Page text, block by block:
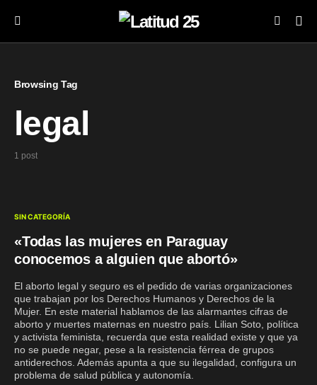
Browsing Tag
legal
1 post
SIN CATEGORÍA
«Todas las mujeres en Paraguay
conocemos a alguien que abortó»
El aborto legal y seguro es el pedido de varias organizaciones
que trabajan por los Derechos Humanos y Derechos de la
Mujer. En este material hablamos de las alarmantes cifras de
aborto y muertes maternas en nuestro país. Lilian Soto, política
y activista feminista, recuerda que esta realidad existe y que ya
no se puede negar, pese a la resistencia férrea de grupos
antiderechos. Además apunta a que su ilegalidad, configura un
problema de salud pública y autonomía.